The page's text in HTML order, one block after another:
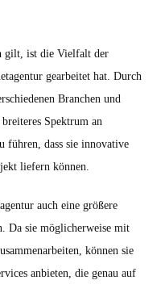
gilt, ist die Vielfalt der
gearbeitet hat. Durch
Branchen und
Spektrum an
führen, dass sie innovative
liefern können.
auch eine größere
Da sie möglicherweise mit
können sie
anbieten, die genau auf